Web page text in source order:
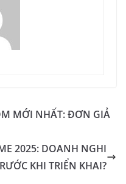
MỚI NHẤT: ĐƠN GIẢ
2025: DOANH NGHI
KHI TRIỂN KHAI?